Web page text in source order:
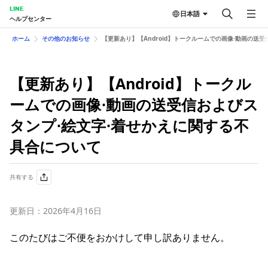
LINE
ヘルプセンター
日本語
ホーム その他のお知らせ 【更新あり】【Android】トークルームでの​画像⋅動画の​送
【更新あり】【Android】トークル
ームでの​画像⋅動画の​送受信およびス
タンプ⋅絵文字⋅着せかえに​関する​不
具合に​ついて​
共有する
更新日：2026年4月16日
このたびはご不便をおかけして申し訳ありません。